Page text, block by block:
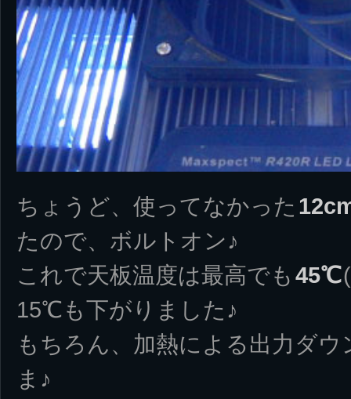
ちょうど、使ってなかった
たので、ボルトオン♪
これで天板温度は最高でも 45℃
15℃も下がりました♪
もちろん、加熱による出力ダ
ま♪